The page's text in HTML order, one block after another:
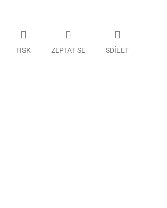
TISK ZEPTAT SE SDÍLET